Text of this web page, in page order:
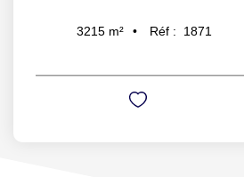
3215 m² Réf : 1871